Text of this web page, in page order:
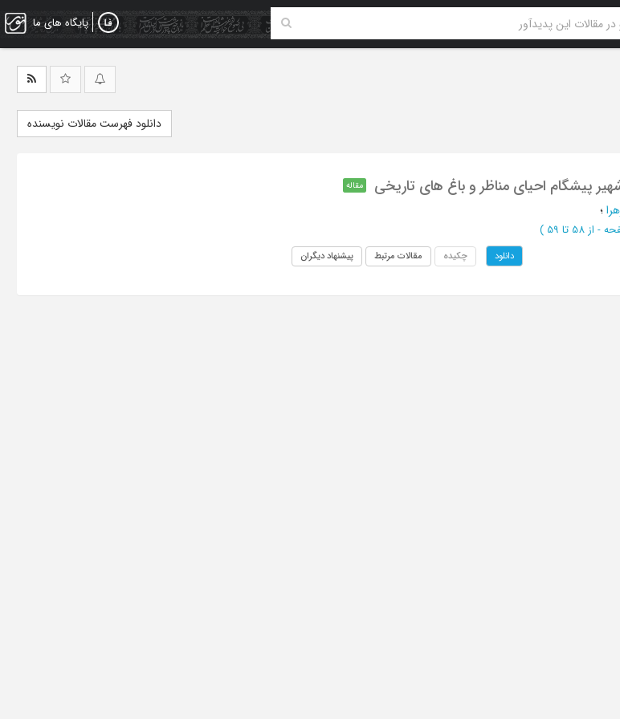
پایگاه های ما
دانلود فهرست مقالات نویسنده
پیشگام احیای مناظر و باغ های تاریخی مقاله
؛
از 58 تا 59 )
دانلود چکیده مقالات مرتبط پیشنهاد دیگران